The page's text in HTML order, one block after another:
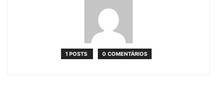
1 POSTS 0 COMENTÁRIOS